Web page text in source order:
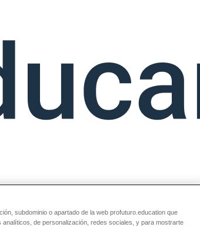
subdominio o apartado de la web profuturo.education que
de personalización, redes sociales, y para mostrarte